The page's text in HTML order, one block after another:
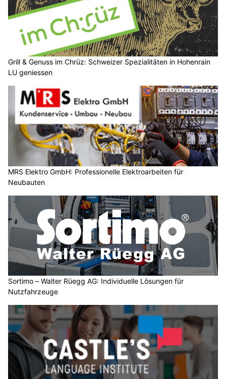
Grill & Genuss im Chrüz: Schweizer Spezialitäten in Hohenrain
LU geniessen
MRS Elektro GmbH: Professionelle Elektroarbeiten für
Neubauten
Sortimo – Walter Rüegg AG: Individuelle Lösungen für
Nutzfahrzeuge